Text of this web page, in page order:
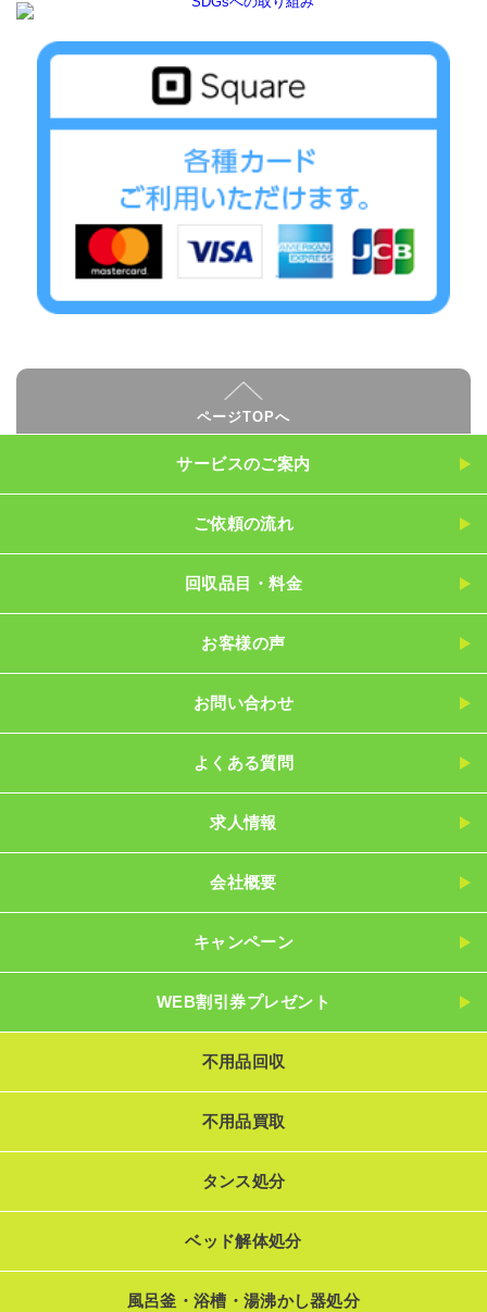
ページTOPへ
サービスのご案内
ご依頼の流れ
回収品目・料金
お客様の声
お問い合わせ
よくある質問
求人情報
会社概要
キャンペーン
WEB割引券プレゼント
不用品回収
不用品買取
タンス処分
ベッド解体処分
風呂釜・浴槽・湯沸かし器処分